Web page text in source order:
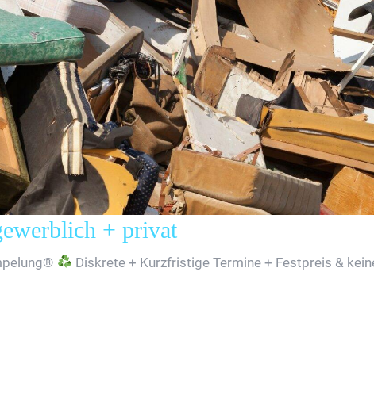
+ privat
Diskrete + Kurzfristige Termine + Festpreis &